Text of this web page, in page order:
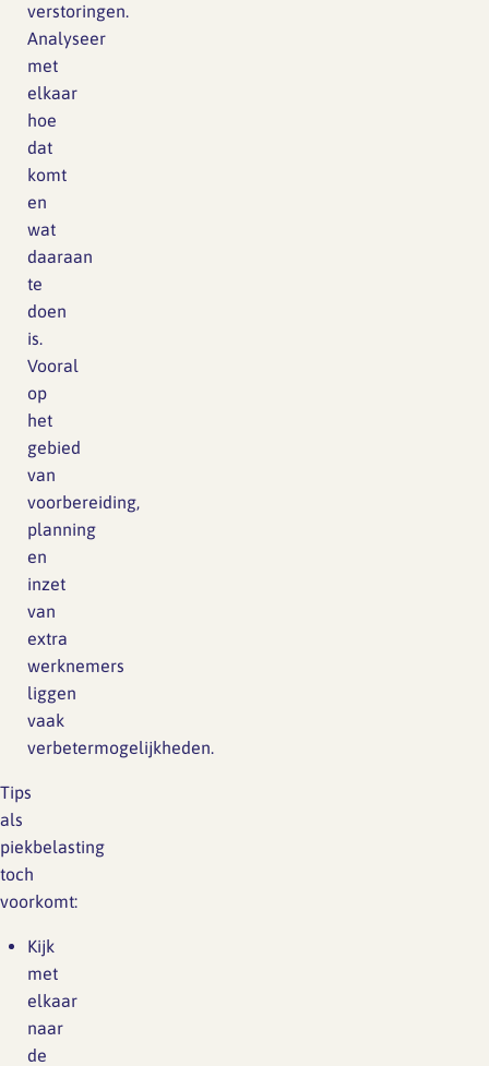
verstoringen.
Analyseer
met
elkaar
hoe
dat
komt
en
wat
daaraan
te
doen
is.
Vooral
op
het
gebied
van
voorbereiding,
planning
en
inzet
van
extra
werknemers
liggen
vaak
verbetermogelijkheden.
Tips
als
piekbelasting
toch
voorkomt:
Kijk
met
elkaar
naar
de